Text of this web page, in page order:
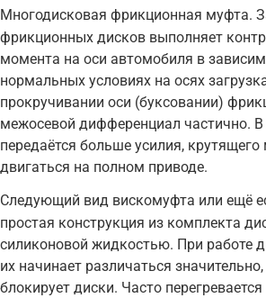
Многодисковая фрикционная муфта.
фрикционных дисков выполняет
момента на оси автомобиля в
нормальных условиях на осях
прокручивании оси (буксовании)
межосевой дифференциал частично.
передаётся больше усилия,
двигаться на полном приводе.
Следующий вид вискомуфта или ещё
простая конструкция из комплекта
силиконовой жидкостью. При работе
их начинает различаться
блокирует диски. Часто